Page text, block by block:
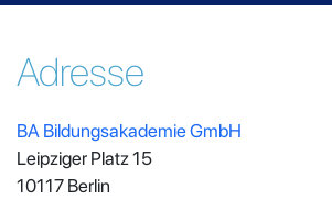
Adresse
BA Bildungsakademie GmbH
Leipziger Platz 15
10117 Berlin